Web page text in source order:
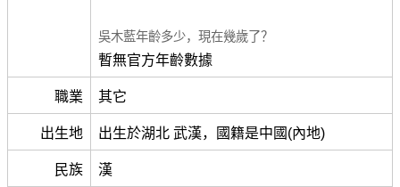
吳木藍年齡多少，現在幾歲了？
暫無官方年齡數據
職業 其它
出生地 出生於湖北 武漢，國籍是中國(內地)
民族 漢